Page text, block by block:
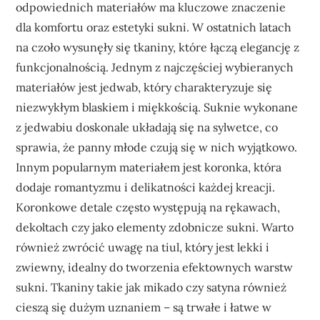
odpowiednich materiałów ma kluczowe znaczenie
dla komfortu oraz estetyki sukni. W ostatnich latach
na czoło wysunęły się tkaniny, które łączą elegancję z
funkcjonalnością. Jednym z najczęściej wybieranych
materiałów jest jedwab, który charakteryzuje się
niezwykłym blaskiem i miękkością. Suknie wykonane
z jedwabiu doskonale układają się na sylwetce, co
sprawia, że panny młode czują się w nich wyjątkowo.
Innym popularnym materiałem jest koronka, która
dodaje romantyzmu i delikatności każdej kreacji.
Koronkowe detale często występują na rękawach,
dekoltach czy jako elementy zdobnicze sukni. Warto
również zwrócić uwagę na tiul, który jest lekki i
zwiewny, idealny do tworzenia efektownych warstw
sukni. Tkaniny takie jak mikado czy satyna również
cieszą się dużym uznaniem – są trwałe i łatwe w